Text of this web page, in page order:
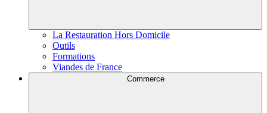
La Restauration Hors Domicile
Outils
Formations
Viandes de France
Commerce